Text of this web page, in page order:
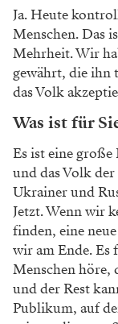
Ja. Heute
Menschen. Das
Mehrheit. Wir
gewährt, die ihn
das Volk
Was ist für
Es ist eine
und das Volk
Ukrainer und
Jetzt. Wenn wir
finden, eine
wir am Ende.Es
Menschenhöre,
und derRest
Publikum, auf